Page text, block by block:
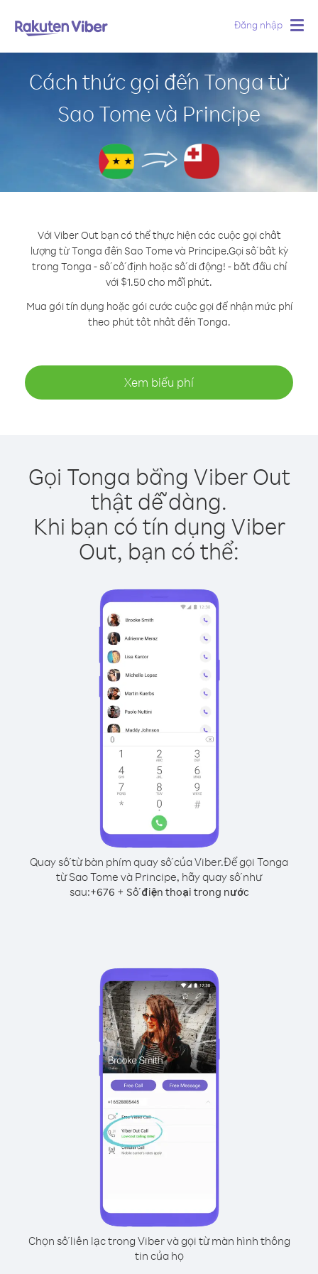
Đăng nhập
Cách thức gọi đến Tonga từ
Sao Tome và Principe
Với Viber Out bạn có thể thực hiện các cuộc gọi chất
lượng từ Tonga đến Sao Tome và Principe.Gọi số bất kỳ
trong Tonga - số cố định hoặc số di động! - bắt đầu chỉ
với $1.50 cho mỗi phút.
Mua gói tín dụng hoặc gói cước cuộc gọi để nhận mức phí
theo phút tốt nhất đến Tonga.
Xem biểu phí
Gọi Tonga bằng Viber Out
thật dễ dàng.
Khi bạn có tín dụng Viber
Out, bạn có thể:
Quay số từ bàn phím quay số của Viber.Để gọi Tonga
từ Sao Tome và Principe, hãy quay số như
sau:+676 + Số điện thoại trong nước
Chọn số liên lạc trong Viber và gọi từ màn hình thông
tin của họ